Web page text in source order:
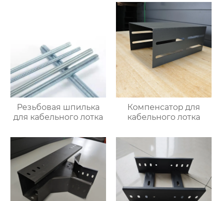
Резьбовая шпилька
для кабельного лотка
Компенсатор для
кабельного лотка